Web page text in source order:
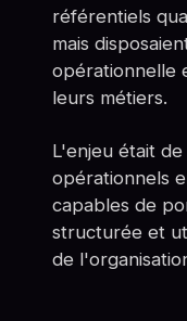
référentiels
mais
opérationnelle
leurs métiers.
L'enjeu était
opérationnels
capables de
structurée et
de